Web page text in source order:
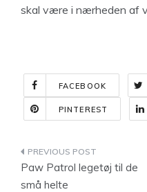
skal være i nærheden af
FACEBOOK
PINTEREST
Paw Patrol legetøj til de
små helte